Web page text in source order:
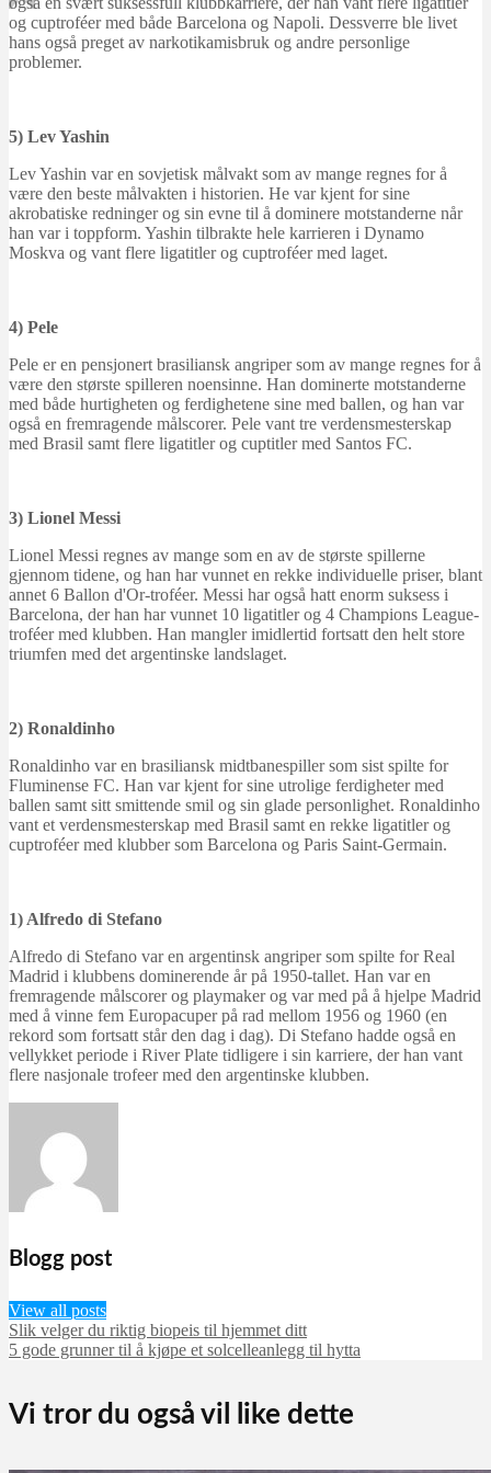
januar 23, 2026
og cuptroféer med både Barcelona og Napoli. Dessverre ble livet
hans også preget av narkotikamisbruk og andre personlige
problemer.
5) Lev Yashin
Lev Yashin var en sovjetisk målvakt som av mange regnes for å
være den beste målvakten i historien. He var kjent for sine
akrobatiske redninger og sin evne til å dominere motstanderne når
han var i toppform. Yashin tilbrakte hele karrieren i Dynamo
Moskva og vant flere ligatitler og cuptroféer med laget.
4) Pele
Pele er en pensjonert brasiliansk angriper som av mange regnes for å
være den største spilleren noensinne. Han dominerte motstanderne
med både hurtigheten og ferdighetene sine med ballen, og han var
også en fremragende målscorer. Pele vant tre verdensmesterskap
med Brasil samt flere ligatitler og cuptitler med Santos FC.
3) Lionel Messi
Lionel Messi regnes av mange som en av de største spillerne
gjennom tidene, og han har vunnet en rekke individuelle priser, blant
annet 6 Ballon d'Or-troféer. Messi har også hatt enorm suksess i
Barcelona, der han har vunnet 10 ligatitler og 4 Champions League-
troféer med klubben. Han mangler imidlertid fortsatt den helt store
triumfen med det argentinske landslaget.
2) Ronaldinho
Ronaldinho var en brasiliansk midtbanespiller som sist spilte for
Fluminense FC. Han var kjent for sine utrolige ferdigheter med
ballen samt sitt smittende smil og sin glade personlighet. Ronaldinho
vant et verdensmesterskap med Brasil samt en rekke ligatitler og
cuptroféer med klubber som Barcelona og Paris Saint-Germain.
1) Alfredo di Stefano
Alfredo di Stefano var en argentinsk angriper som spilte for Real
Madrid i klubbens dominerende år på 1950-tallet. Han var en
fremragende målscorer og playmaker og var med på å hjelpe Madrid
med å vinne fem Europacuper på rad mellom 1956 og 1960 (en
rekord som fortsatt står den dag i dag). Di Stefano hadde også en
vellykket periode i River Plate tidligere i sin karriere, der han vant
flere nasjonale trofeer med den argentinske klubben.
Blogg post
View all posts
Slik velger du riktig biopeis til hjemmet ditt
5 gode grunner til å kjøpe et solcelleanlegg til hytta
Vi tror du også vil like dette